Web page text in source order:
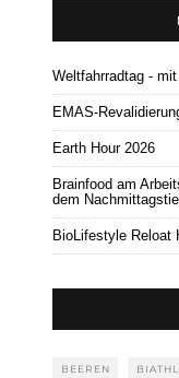
Weltfahrradtag -
EMAS-
Earth Hour 2026
Brainfood am
dem
BioLifestyle Reloat
BEEREN